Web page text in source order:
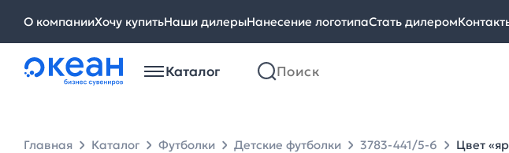
О компанииХочу купитьНаши дилерыНанесение логотипаСтать дилером
Каталог
Главная Каталог Футболки Детские футболки 3783-441/5-6 Цвет